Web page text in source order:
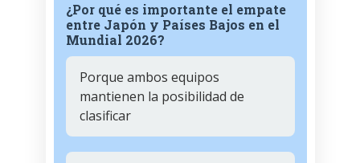
¿Por qué es importante el empate
entre Japón y Países Bajos en el
Mundial 2026?
Porque ambos equipos
mantienen la posibilidad de
clasificar